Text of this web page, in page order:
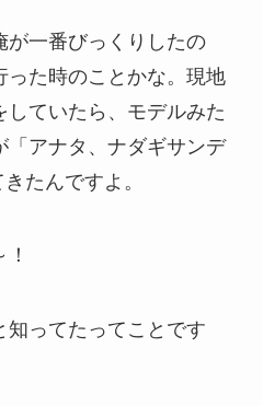
が一番びっくりしたの
った時のことかな。現地
ていたら、モデルみた
「アナタ、ナダギサンデ
たんですよ。
！
知ってたってことです